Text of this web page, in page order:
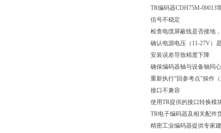
TR编码器CDH75M-00013
信号不稳定
检查电缆屏蔽线是否接地
确认电源电压（11-27V）
安装误差导致精度下降
确保编码器轴与设备轴同
重新执行“回参考点"操作
接口不兼容
使用TR提供的接口转换模
TR电子编码器及相关配件
精密工业编码器提供专家